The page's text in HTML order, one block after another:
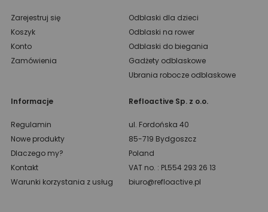
Zarejestruj się
Koszyk
Konto
Zamówienia
Odblaski dla dzieci
Odblaski na rower
Odblaski do biegania
Gadżety odblaskowe
Ubrania robocze odblaskowe
Informacje
Regulamin
Nowe produkty
Dlaczego my?
Kontakt
Warunki korzystania z usług
Refloactive Sp. z o.o.
ul. Fordońska 40
85-719 Bydgoszcz
Poland
VAT no. : PL554 293 26 13
biuro@refloactive.pl